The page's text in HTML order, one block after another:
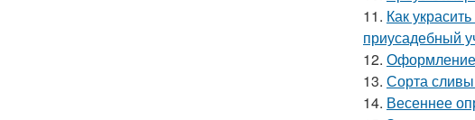
11. Как
приусадебный
12. Оформление
13. Сорта
14. Весеннее